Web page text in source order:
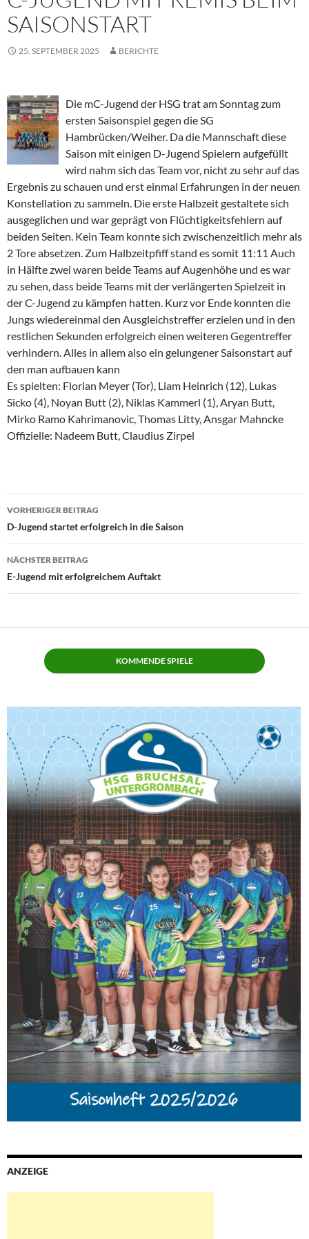
SAISONSTART
25. SEPTEMBER 2025 BERICHTE
Die mC-Jugend der HSG trat am Sonntag zum
ersten Saisonspiel gegen die SG
Hambrücken/Weiher. Da die Mannschaft diese
Saison mit einigen D-Jugend Spielern aufgefüllt
wird nahm sich das Team vor, nicht zu sehr auf das
Ergebnis zu schauen und erst einmal Erfahrungen in der neuen
Konstellation zu sammeln. Die erste Halbzeit gestaltete sich
ausgeglichen und war geprägt von Flüchtigkeitsfehlern auf
beiden Seiten. Kein Team konnte sich zwischenzeitlich mehr als
2 Tore absetzen. Zum Halbzeitpfiff stand es somit 11:11 Auch
in Hälfte zwei waren beide Teams auf Augenhöhe und es war
zu sehen, dass beide Teams mit der verlängerten Spielzeit in
der C-Jugend zu kämpfen hatten. Kurz vor Ende konnten die
Jungs wiedereinmal den Ausgleichstreffer erzielen und in den
restlichen Sekunden erfolgreich einen weiteren Gegentreffer
verhindern. Alles in allem also ein gelungener Saisonstart auf
den man aufbauen kann
Es spielten: Florian Meyer (Tor), Liam Heinrich (12), Lukas
Sicko (4), Noyan Butt (2), Niklas Kammerl (1), Aryan Butt,
Mirko Ramo Kahrimanovic, Thomas Litty, Ansgar Mahncke
Offizielle: Nadeem Butt, Claudius Zirpel
Beitragsnavigation
VORHERIGER BEITRAG
D-Jugend startet erfolgreich in die Saison
NÄCHSTER BEITRAG
E-Jugend mit erfolgreichem Auftakt
KOMMENDE SPIELE
ANZEIGE